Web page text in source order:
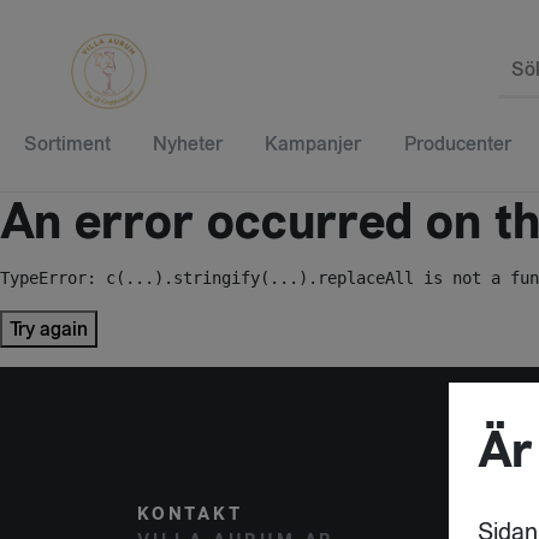
Sortiment Nyheter Kampanjer Producenter
An error occurred on
TypeError: c(...).stringify(...).replaceAll is not a
Try again
KONTAKT